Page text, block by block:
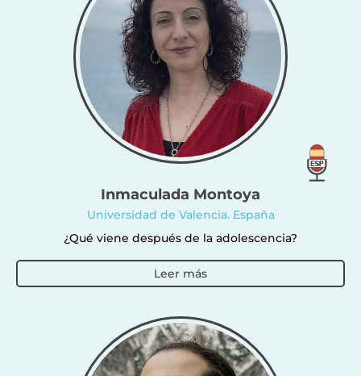
Inmaculada Montoya
Universidad de Valencia. España
¿Qué viene después de la adolescencia?
Leer más